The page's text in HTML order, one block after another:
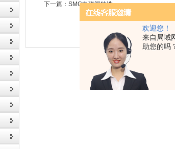
欢迎您！
来自局域
助您的吗
下一篇： SMC电磁阀特性